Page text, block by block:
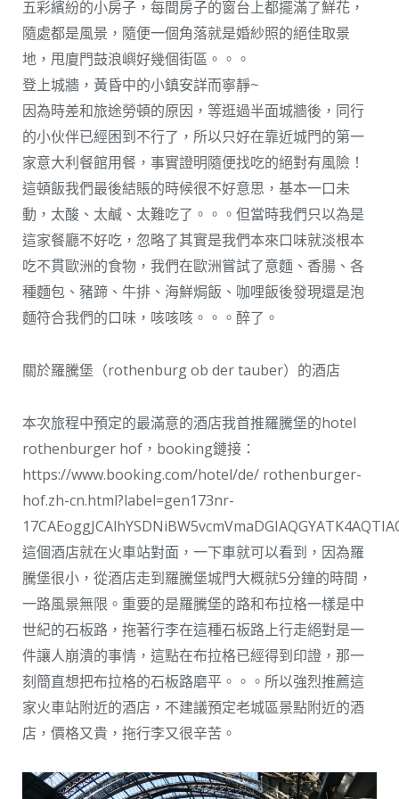
五彩繽紛的小房子，每間房子的窗台上都擺滿了鮮花，
隨處都是風景，隨便一個角落就是婚紗照的絕佳取景
地，甩廈門鼓浪嶼好幾個街區。。。
登上城牆，黃昏中的小鎮安詳而寧靜~
因為時差和旅途勞頓的原因，等逛過半面城牆後，同行
的小伙伴已經困到不行了，所以只好在靠近城門的第一
家意大利餐館用餐，事實證明隨便找吃的絕對有風險！
這頓飯我們最後結賬的時候很不好意思，基本一口未
動，太酸、太鹹、太難吃了。。。但當時我們只以為是
這家餐廳不好吃，忽略了其實是我們本來口味就淡根本
吃不貫歐洲的食物，我們在歐洲嘗試了意麵、香腸、各
種麵包、豬蹄、牛排、海鮮焗飯、咖哩飯後發現還是泡
麵符合我們的口味，咳咳咳。。。醉了。
關於羅騰堡（rothenburg ob der tauber）的酒店
本次旅程中預定的最滿意的酒店我首推羅騰堡的hotel
rothenburger hof，booking鏈接：
https://www.booking.com/hotel/de/ rothenburger-
hof.zh-cn.html?label=gen173nr-
這個酒店就在火車站對面，一下車就可以看到，因為羅
騰堡很小，從酒店走到羅騰堡城門大概就5分鐘的時間，
一路風景無限。重要的是羅騰堡的路和布拉格一樣是中
世紀的石板路，拖著行李在這種石板路上行走絕對是一
件讓人崩潰的事情，這點在布拉格已經得到印證，那一
刻簡直想把布拉格的石板路磨平。。。所以強烈推薦這
家火車站附近的酒店，不建議預定老城區景點附近的酒
店，價格又貴，拖行李又很辛苦。